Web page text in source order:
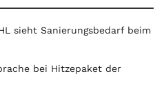
sieht Sanierungsbedarf beim
bei Hitzepaket der